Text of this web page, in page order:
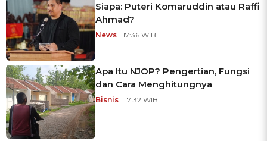
Siapa: Puteri Komaruddin atau Raffi
Ahmad?
News | 17:36 WIB
Apa Itu NJOP? Pengertian, Fungsi
dan Cara Menghitungnya
Bisnis | 17:32 WIB